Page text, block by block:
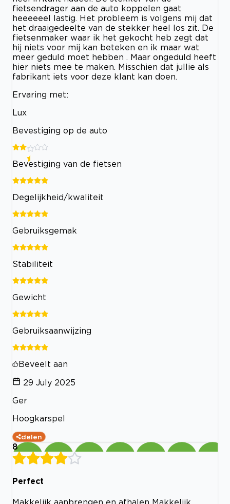
fietsendrager aan de auto koppelen gaat
heeeeeel lastig. Het probleem is volgens mij dat
het draaigedeelte van de stekker heel los zit. De
fietsenmaker waar ik het gekocht heb zegt dat
hij niets voor mij kan beteken en ik maar wat
meer geduld moet hebben . Maar ongeduld heeft
hier niets mee te maken. Misschien dat jullie als
fabrikant iets voor deze klant kan doen.
Ervaring met:
Lux
Bevestiging op de auto
Bevestiging van de fietsen
Degelijkheid/kwaliteit
Gebruiksgemak
Stabiliteit
Gewicht
Gebruiksaanwijzing
Beveelt aan
29 July 2025
Ger
Hoogkarspel
delen
8
Perfect
Makkelijk aanbrengen en afhalen Makkelijk